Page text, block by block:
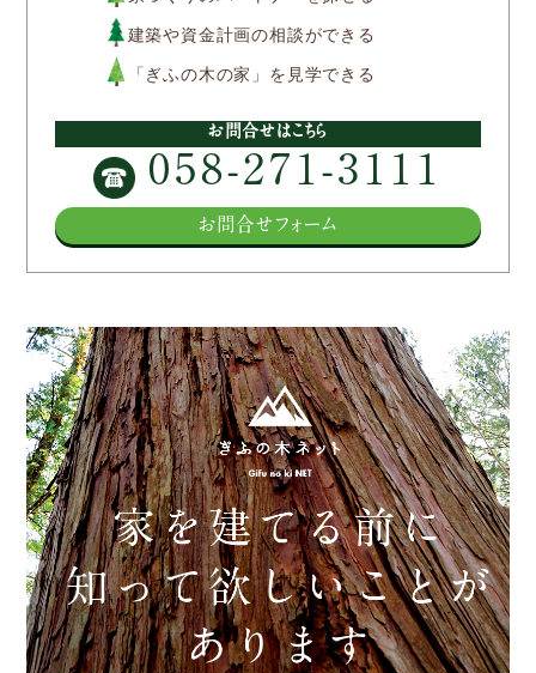
建築や資金計画の相談ができる
「ぎふの木の家」を見学できる
お問合せはこちら
058-271-3111
お問合せフォーム